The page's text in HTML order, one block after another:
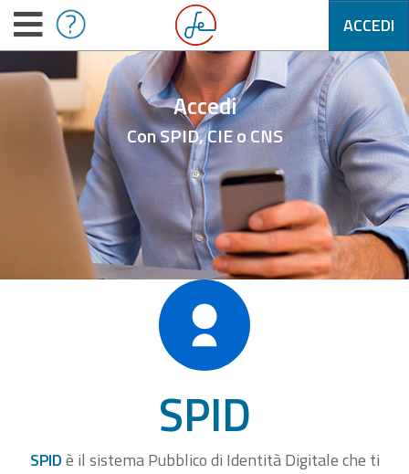
ACCEDI
Accedi
Con SPID, CIE o CNS
SPID
SPIDè il sistema Pubblico di Identità Digitale che ti